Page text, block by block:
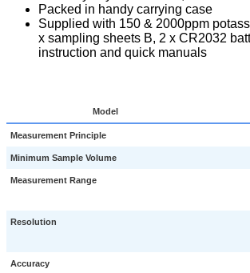
Packed in handy carrying case
Supplied with 150 & 2000ppm
x sampling sheets B, 2 x CR2032
instruction and quick manuals
Model
Measurement Principle
Minimum Sample Volume
Measurement Range
Resolution
Accuracy